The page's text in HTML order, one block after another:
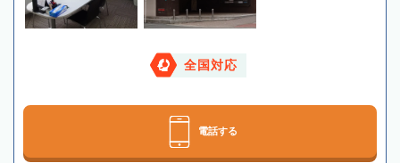
全国対応
電話する